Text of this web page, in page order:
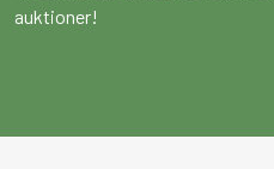
auktioner!